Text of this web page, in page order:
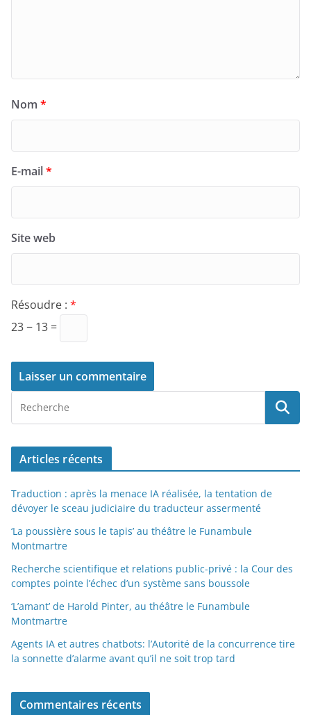
Nom *
E-mail*
Site web
Résoudre : *
23 − 13 =
Articles récents
Traduction : après la menace IA réalisée, la tentation de
dévoyer le sceau judiciaire du traducteur assermenté
‘La poussière sous le tapis’ au théâtre le Funambule
Montmartre
Recherche scientifique et relations public-privé : la Cour des
comptes pointe l’échec d’un système sans boussole
‘L’amant’ de Harold Pinter, au théâtre le Funambule
Montmartre
Agents IA et autres chatbots: l’Autorité de la concurrence tire
la sonnette d’alarme avant qu’il ne soit trop tard
Commentaires récents